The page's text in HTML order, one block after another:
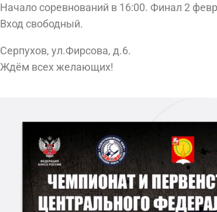
Начало соревнований в 16:00. Финал 2
Вход свободный.
Серпухов, ул.Фирсова, д.6.
Ждём всех желающих!